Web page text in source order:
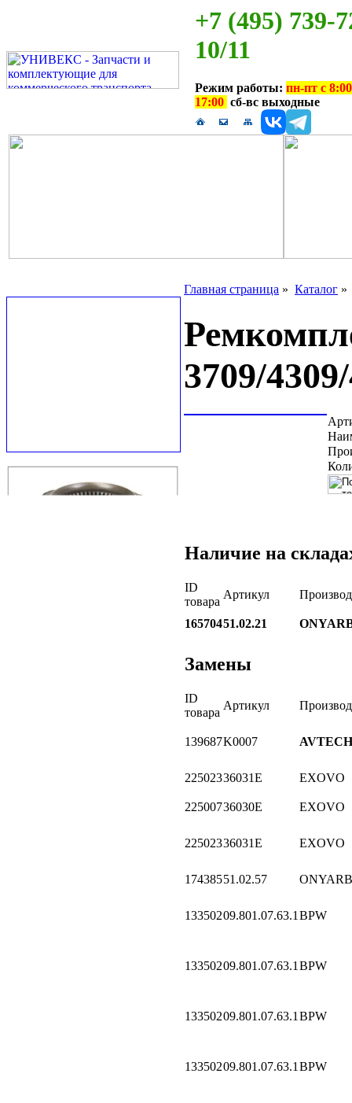
+7 (495) 739-
10/11
Режим работы: пн-пт с
17:00 сб-вс выходные
Главная страница » Каталог
3709/
Наличие на
ID
товара
Артикул
16570451.02.21
Замены
ID
товара
Артикул
139687K0007 AVTECH
22502336031E EXOVO
22500736030E EXOVO
22502336031E EXOVO
17438551.02.57
13350209.801.07.63.1 BPW
13350209.801.07.63.1 BPW
13350209.801.07.63.1 BPW
13350209.801.07.63.1 BPW